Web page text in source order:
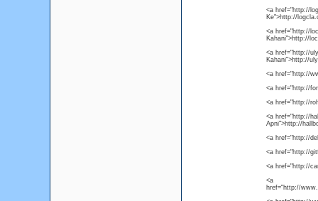
<a href="http://
Ke">http://
<a href="http://
Kahani">http://
<a href="http://
Kahani">http://
<a href="http://
<a href="http://
<a href="http://
<a href="http://
Apni">http://
<a href="http://
<a href="http://
<a href="http://
<a
href="http://